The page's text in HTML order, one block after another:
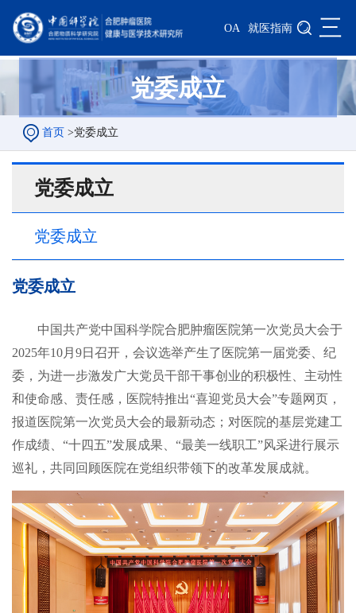
OA 就医指南 三
党委成立
首页 >党委成立
党委成立
党委成立
党委成立
中国共产党中国科学院合肥肿瘤医院第一次党员大会于
2025年10月9日召开， 会议选举产生了 医院第一届党委、纪
委，为进一步激发广大党员干部干事创业的积极性、主动性
和使命感、责任感，医院特推出“喜迎党员大会”专题网页，
报道医院第一次党员大会的最新动态；对医院的基层党建工
作成绩、“十四五”发展成果、“最美一线职工”风采进行展示
巡礼，共同回顾医院在党组织带领下的改革发展成就。